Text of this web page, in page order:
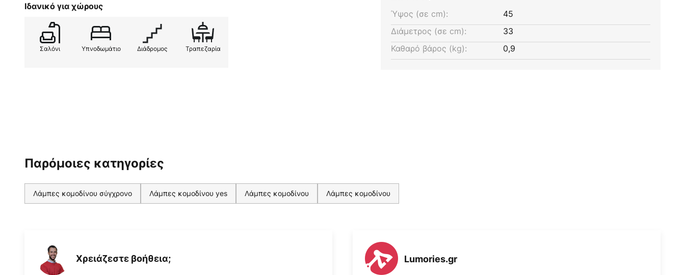
Ιδανικό για χώρους
Σαλόνι Υπνοδωμάτιο Διάδρομος Τραπεζαρία
Ύψος (σε cm):
45
Διάμετρος (σε cm):
33
Καθαρό βάρος (kg):
0,9
Παρόμοιες κατηγορίες
Λάμπες κομοδίνου σύγχρονο Λάμπες κομοδίνου yes Λάμπες κομοδίνου Λάμπες κομοδίνου
Χρειάζεστε βοήθεια; Lumories.gr